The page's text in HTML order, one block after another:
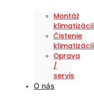
Montáž
klimatizácií
Čistenie
klimatizácií
Oprava
/
servis
O nás